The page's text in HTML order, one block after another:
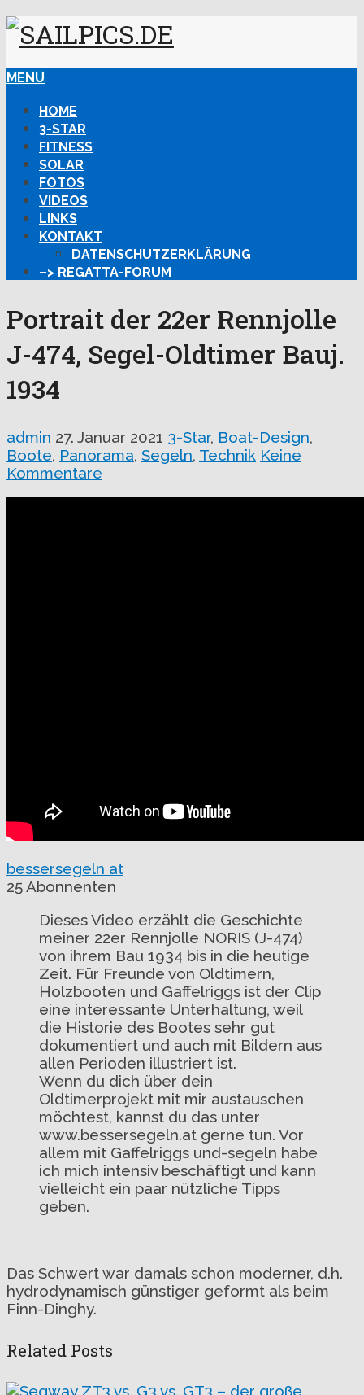
MENU
HOME
3-STAR
FITNESS
SOLAR
FOTOS
VIDEOS
LINKS
KONTAKT
DATENSCHUTZERKLÄRUNG
–> REGATTA-FORUM
Portrait der 22er Rennjolle
J-474, Segel-Oldtimer Bauj.
1934
admin 27. Januar 2021 3-Star, Boat-Design,
Boote, Panorama, Segeln, Technik Keine
Kommentare
bessersegeln at
25 Abonnenten
Dieses Video erzählt die Geschichte
meiner 22er Rennjolle NORIS (J-474)
von ihrem Bau 1934 bis in die heutige
Zeit. Für Freunde von Oldtimern,
Holzbooten und Gaffelriggs ist der Clip
eine interessante Unterhaltung, weil
die Historie des Bootes sehr gut
dokumentiert und auch mit Bildern aus
allen Perioden illustriert ist.
Wenn du dich über dein
Oldtimerprojekt mit mir austauschen
möchtest, kannst du das unter
www.bessersegeln.at gerne tun. Vor
allem mit Gaffelriggs und-segeln habe
ich mich intensiv beschäftigt und kann
vielleicht ein paar nützliche Tipps
geben.
Das Schwert war damals schon moderner, d.h.
hydrodynamisch günstiger geformt als beim
Finn-Dinghy.
Related Posts